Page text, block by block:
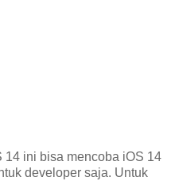
14 ini bisa mencoba iOS 14
developer saja. Untuk